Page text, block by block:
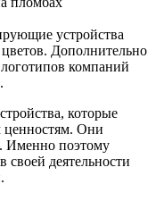
устройства
Дополнительно
компаний
которые
ценностям. Они
Именно поэтому
деятельности